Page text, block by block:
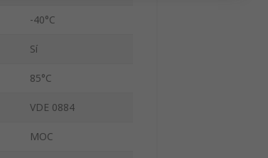
-40°C
Sí
85°C
VDE 0884
MOC